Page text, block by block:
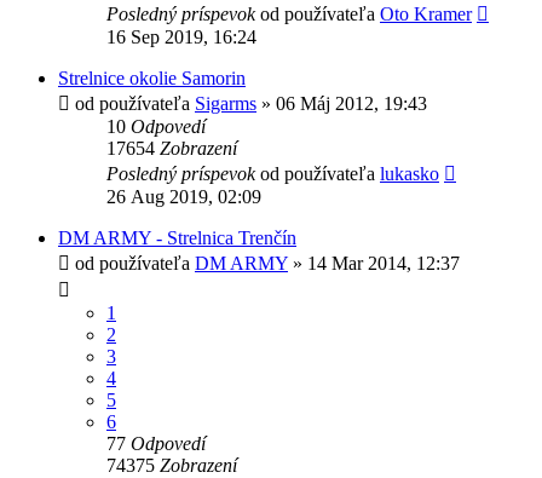
Posledný príspevokod používateľa Oto Kramer
16 Sep 2019, 16:24
Strelnice okolie Samorin
od používateľa Sigarms » 06 Máj 2012, 19:43
10 Odpovedí
17654 Zobrazení
Posledný príspevokod používateľa lukasko
26 Aug 2019, 02:09
DM ARMY - Strelnica Trenčín
od používateľa DM ARMY » 14 Mar 2014, 12:37
1
2
3
4
5
6
77 Odpovedí
74375 Zobrazení